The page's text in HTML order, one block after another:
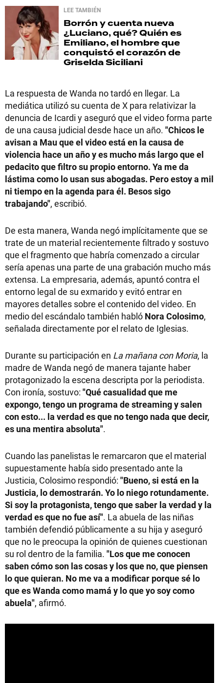
LEE TAMBIÉN
Borrón y cuenta nueva
¿Luciano, qué? Quién es
Emiliano, el hombre que
conquistó el corazón de
Griselda Siciliani
La respuesta de Wanda no tardó en llegar. La
mediática utilizó su cuenta de X para relativizar la
denuncia de Icardi y aseguró que el video forma parte
de una causa judicial desde hace un año. "Chicos le
avisan a Mau que el video está en la causa de
violencia hace un año y es mucho más largo que el
pedacito que filtro su propio entorno. Ya me da
lástima como lo usan sus abogadas. Pero estoy a mil
ni tiempo en la agenda para él. Besos sigo
trabajando", escribió.
De esta manera, Wanda negó implícitamente que se
trate de un material recientemente filtrado y sostuvo
que el fragmento que habría comenzado a circular
sería apenas una parte de una grabación mucho más
extensa. La empresaria, además, apuntó contra el
entorno legal de su exmarido y evitó entrar en
mayores detalles sobre el contenido del video. En
medio del escándalo también habló Nora Colosimo,
señalada directamente por el relato de Iglesias.
Durante su participación en La mañana con Moria, la
madre de Wanda negó de manera tajante haber
protagonizado la escena descripta por la periodista.
Con ironía, sostuvo: "Qué casualidad que me
expongo, tengo un programa de streaming y salen
con esto... la verdad es que no tengo nada que decir,
es una mentira absoluta".
Cuando las panelistas le remarcaron que el material
supuestamente había sido presentado ante la
Justicia, Colosimo respondió: "Bueno, si está en la
Justicia, lo demostrarán. Yo lo niego rotundamente.
Si soy la protagonista, tengo que saber la verdad y la
verdad es que no fue así". La abuela de las niñas
también defendió públicamente a su hija y aseguró
que no le preocupa la opinión de quienes cuestionan
su rol dentro de la familia. "Los que me conocen
saben cómo son las cosas y los que no, que piensen
lo que quieran. No me va a modificar porque sé lo
que es Wanda como mamá y lo que yo soy como
abuela", afirmó.